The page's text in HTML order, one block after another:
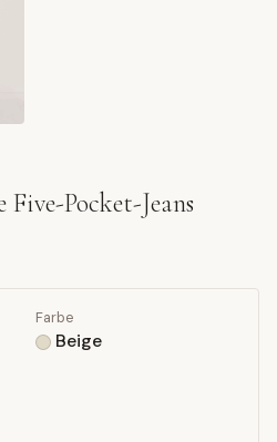
Pocket-Jeans
Farbe
Beige